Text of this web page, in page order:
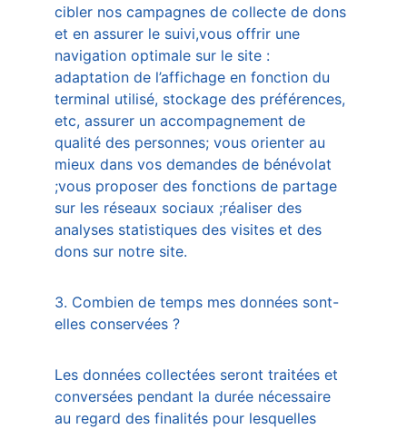
cibler nos campagnes de collecte de dons
et en assurer le suivi,vous offrir une
navigation optimale sur le site :
adaptation de l’affichage en fonction du
terminal utilisé, stockage des préférences,
etc, assurer un accompagnement de
qualité des personnes; vous orienter au
mieux dans vos demandes de bénévolat
;vous proposer des fonctions de partage
sur les réseaux sociaux ;réaliser des
analyses statistiques des visites et des
dons sur notre site.
3. Combien de temps mes données sont-
elles conservées ?
Les données collectées seront traitées et
conversées pendant la durée nécessaire
au regard des finalités pour lesquelles